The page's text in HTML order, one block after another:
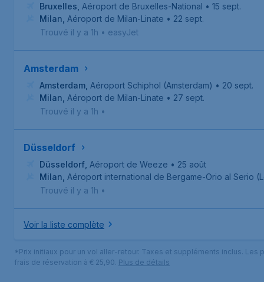
Bruxelles Aéroport de Bruxelles-National • 15 sept.
Milan Aéroport de Milan-Linate • 22 sept.
Trouvé il y a 1h • easyJet
Amsterdam
Amsterdam Aéroport Schiphol (Amsterdam) • 20 sept.
Milan Aéroport de Milan-Linate • 27 sept.
Trouvé il y a 1h •
Düsseldorf
Düsseldorf Aéroport de Weeze • 25 août
Milan Aéroport international de Bergame-Orio al Serio
Trouvé il y a 1h •
Voir la liste complète
*Prix initiaux pour un vol aller-retour. Taxes et suppléments inclus. Les
frais de réservation à € 25,90. Plus de détails